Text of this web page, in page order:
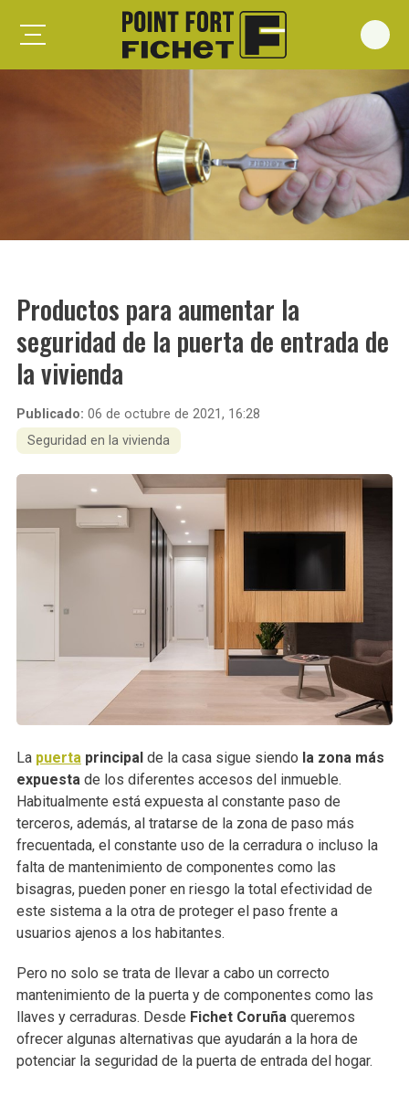
Foxeo HiS
Forges G375
Spheris Xp
Forstyl
Duo G071
Productos para aumentar la
seguridad de la puerta de entrada de
la vivienda
Publicado: 06 de octubre de 2021, 16:28
Seguridad en la vivienda
La puertaprincipal de la casa sigue siendo la zona más
expuestade los diferentes accesos del inmueble.
Habitualmente está expuesta al constante paso de
terceros, además, al tratarse de la zona de paso más
frecuentada, el constante uso de la cerradura o incluso la
falta de mantenimiento de componentes como las
bisagras, pueden poner en riesgo la total efectividad de
este sistema a la otra de proteger el paso frente a
usuarios ajenos a los habitantes.
Pero no solo se trata de llevar a cabo un correcto
mantenimiento de la puerta y de componentes como las
llaves y cerraduras. Desde Fichet Coruña queremos
ofrecer algunas alternativas que ayudarán a la hora de
potenciar la seguridad de la puerta de entrada del hogar.